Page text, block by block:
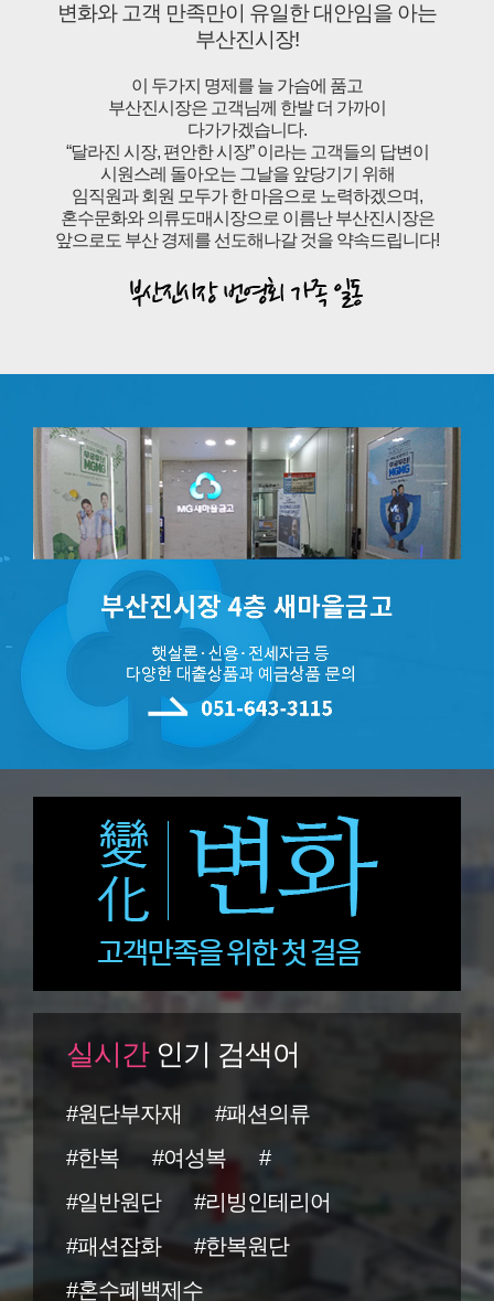
변화와 고객 만족만이 유일한 대안임을 아는
부산진시장!
이 두가지 명제를 늘 가슴에 품고
부산진시장은 고객님께 한발 더 가까이
다가가겠습니다.
“달라진 시장, 편안한 시장” 이라는 고객들의 답변이
시원스레 돌아오는 그날을 앞당기기 위해
임직원과 회원 모두가 한 마음으로 노력하겠으며,
혼수문화와 의류도매시장으로 이름난 부산진시장은
앞으로도 부산 경제를 선도해나갈 것을 약속드립니다!
실시간인기 검색어
#원단부자재
#패션의류
#한복
#여성복
#
#일반원단
#리빙인테리어
#패션잡화
#한복원단
#혼수폐백제수